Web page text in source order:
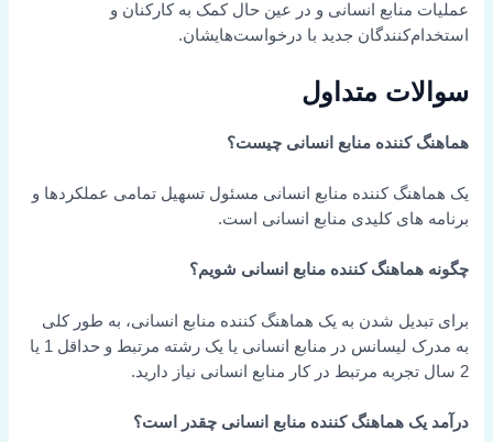
عملیات منابع انسانی و در عین حال کمک به کارکنان و
استخدام‌کنندگان جدید با درخواست‌هایشان.
سوالات متداول
هماهنگ کننده منابع انسانی چیست؟
یک هماهنگ کننده منابع انسانی مسئول تسهیل تمامی عملکردها و
برنامه های کلیدی منابع انسانی است.
چگونه هماهنگ کننده منابع انسانی شویم؟
برای تبدیل شدن به یک هماهنگ کننده منابع انسانی، به طور کلی
به مدرک لیسانس در منابع انسانی یا یک رشته مرتبط و حداقل 1 یا
2 سال تجربه مرتبط در کار منابع انسانی نیاز دارید.
درآمد یک هماهنگ کننده منابع انسانی چقدر است؟